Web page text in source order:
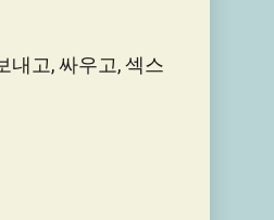
내고, 싸우고, 섹스